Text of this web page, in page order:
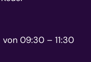
09:30 – 11:30